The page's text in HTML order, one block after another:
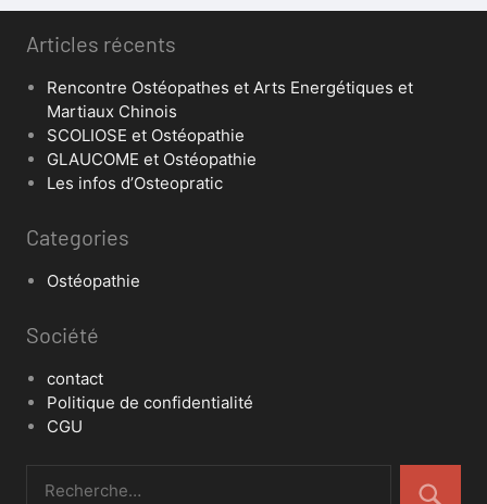
Articles récents
Rencontre Ostéopathes et Arts Energétiques et
Martiaux Chinois
SCOLIOSE et Ostéopathie
GLAUCOME et Ostéopathie
Les infos d’Osteopratic
Categories
Ostéopathie
Société
contact
Politique de confidentialité
CGU